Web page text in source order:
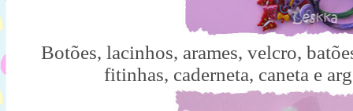
Botões, lacinhos, arames, velcro,
fitinhas, caderneta, caneta e